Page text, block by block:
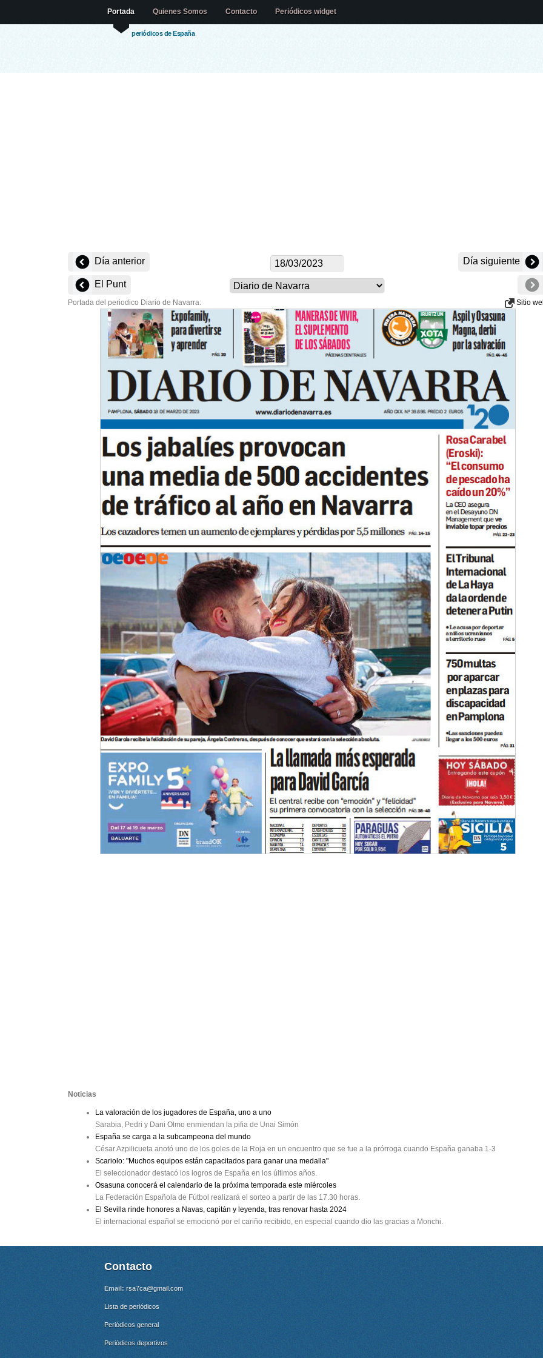
periódicos de España
Portada Quienes Somos Contacto Periódicos widget
Día anterior Día siguiente
El Punt
Portada del periodico Diario de Navarra: Sitio
Noticias
La valoración de los jugadores de España, uno a uno
Sarabia, Pedri y Dani Olmo enmiendan la pifia de Unai Simón
España se carga a la subcampeona del mundo
César Azpilicueta anotó uno de los goles de la Roja en un encuentro que se fue a la prórroga cuando España ganaba 1-3
Scariolo: "Muchos equipos están capacitados para ganar una medalla"
El seleccionador destacó los logros de España en los últimos años.
Osasuna conocerá el calendario de la próxima temporada este miércoles
La Federación Española de Fútbol realizará el sorteo a partir de las 17.30 horas.
El Sevilla rinde honores a Navas, capitán y leyenda, tras renovar hasta 2024
El internacional español se emocionó por el cariño recibido, en especial cuando dio las gracias a Monchi.
Contacto
Email: rsa7ca@gmail.com
Lista de periódicos
Periódicos general
Periódicos deportivos